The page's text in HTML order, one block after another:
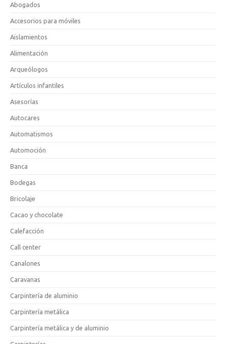
Abogados
Accesorios para móviles
Aislamientos
Alimentación
Arqueólogos
Artículos infantiles
Asesorías
Autocares
Automatismos
Automoción
Banca
Bodegas
Bricolaje
Cacao y chocolate
Calefacción
Call center
Canalones
Caravanas
Carpintería de aluminio
Carpintería metálica
Carpintería metálica y de aluminio